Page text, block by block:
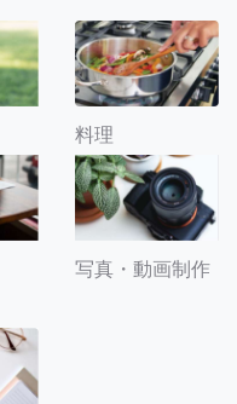
料理
写真・動画制作